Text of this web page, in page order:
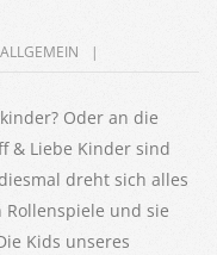
ALLGEMEIN
Oder an die
& Liebe Kinder sind
dreht sich alles
und sie
Kids unseres